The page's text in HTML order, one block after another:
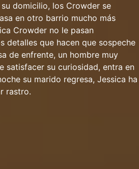
domicilio, los Crowder se
en otro barrio mucho más
Crowder no le pasan
detalles que hacen que sospeche
de enfrente, un hombre muy
satisfacer su curiosidad, entra en
su marido regresa, Jessica ha
rastro.